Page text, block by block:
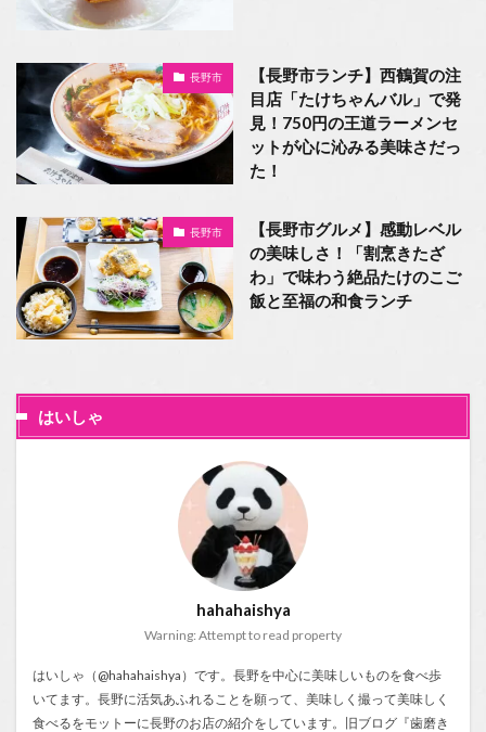
長野市
【長野市ランチ】西鶴賀の注
目店「たけちゃんバル」で発
見！750円の王道ラーメンセ
ットが心に沁みる美味さだっ
た！
長野市
【長野市グルメ】感動レベル
の美味しさ！「割烹きたざ
わ」で味わう絶品たけのこご
飯と至福の和食ランチ
はいしゃ
hahahaishya
Warning: Attempt to read property
はいしゃ（@hahahaishya）です。長野を中心に美味しいものを食べ歩
いてます。長野に活気あふれることを願って、美味しく撮って美味しく
食べるをモットーに長野のお店の紹介をしています。旧ブログ『歯磨き